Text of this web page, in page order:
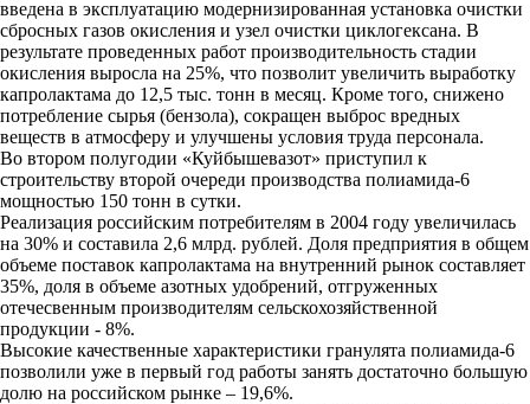
введена в эксплуатацию модернизированная установка очистки
сбросных газов окисления и узел очистки циклогексана. В
результате проведенных работ производительность стадии
окисления выросла на 25%, что позволит увеличить выработку
капролактама до 12,5 тыс. тонн в месяц. Кроме того, снижено
потребление сырья (бензола), сокращен выброс вредных
веществ в атмосферу и улучшены условия труда персонала.
Во втором полугодии «Куйбышевазот» приступил к
строительству второй очереди производства полиамида-6
мощностью 150 тонн в сутки.
Реализация российским потребителям в 2004 году увеличилась
на 30% и составила 2,6 млрд. рублей. Доля предприятия в общем
объеме поставок капролактама на внутренний рынок составляет
35%, доля в объеме азотных удобрений, отгруженных
отечесвенным производителям сельскохозяйственной
продукции - 8%.
Высокие качественные характеристики гранулята полиамида-6
позволили уже в первый год работы занять достаточно большую
долю на российском рынке – 19,6%.